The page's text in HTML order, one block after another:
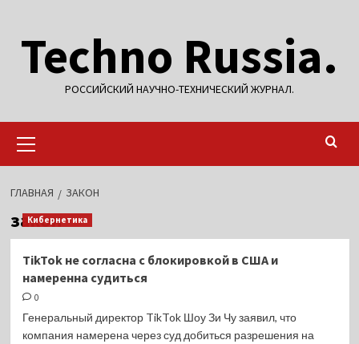
содержимому
Techno Russia.
РОССИЙСКИЙ НАУЧНО-ТЕХНИЧЕСКИЙ ЖУРНАЛ.
меню
ГЛАВНАЯ ЗАКОН
закон
Кибернетика
TikTok не согласна с блокировкой в США и
намеренна судиться
0
Генеральный директор TikTok Шоу Зи Чу заявил, что
компания намерена через суд добиться разрешения на